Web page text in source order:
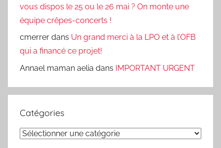
vous dispos le 25 ou le 26 mai ? On monte une
équipe crêpes-concerts !
cmerrer dans Un grand merci à la LPO et à l’OFB
qui a financé ce projet!
Annael maman aelia dans IMPORTANT URGENT
Catégories
Catégories